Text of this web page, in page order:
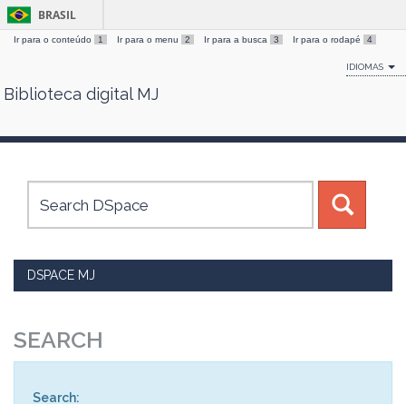
Skip
BRASIL
Ir para o conteúdo 1 Ir para o menu 2 Ir para a busca 3 Ir para o rodapé 4
IDIOMAS
Biblioteca digital MJ
DSPACE MJ
SEARCH
Search: